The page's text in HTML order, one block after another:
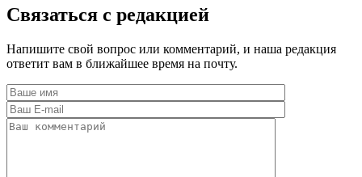
Связаться с редакцией
Напишите свой вопрос или комментарий, и наша редакция
ответит вам в ближайшее время на почту.